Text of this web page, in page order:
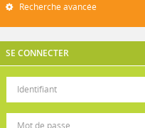
Recherche avancée
SE CONNECTER